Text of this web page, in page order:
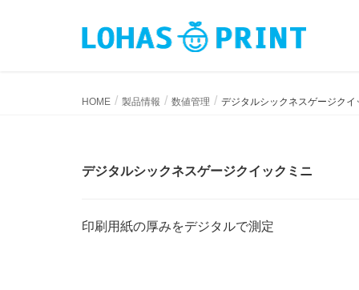
HOME 製品情報 数値管理 デジタルシックネスゲージクイ
デジタルシックネスゲージクイックミニ
印刷用紙の厚みをデジタルで測定